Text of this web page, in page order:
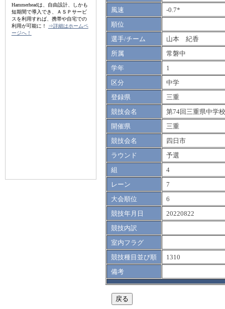
Hammerheadは、自由設計、しかも
短期間で導入でき、ＡＳＰサービ
スを利用すれば、携帯や自宅での
利用が可能に！
⇒詳細はホームペ
ージへ！
風速
-0.7*
順位
選手/チーム
山本 紀香
所属
常磐中
学年
1
区分
中学
登録県
三重
競技会名
第74回三重県中学
開催県
三重
競技会名
四日市
ラウンド
予選
組
4
レーン
7
大会順位
6
競技年月日
20220822
競技内訳
室内フラグ
競技種目並び順
1310
備考